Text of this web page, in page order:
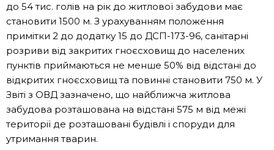
до 54 тис. голів на рік до житлової забудови має
становити 1500 м. З урахуванням положення
примітки 2 до додатку 15 до ДСП-173-96, санітарні
розриви від закритих гноєсховищ до населених
пунктів приймаються не менше 50% від відстані до
відкритих гноєсховищ та повинні становити 750 м. У
Звіті з ОВД зазначено, що найближча житлова
забудова розташована на відстані 575 м від межі
території де розташовані будівлі і споруди для
утримання тварин.